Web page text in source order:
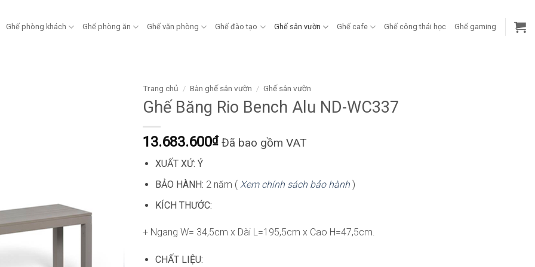
Ghế phòng khách Ghế phòng ăn Ghế văn phòng Ghế đào tạo Ghế sân vườn Ghế cafe Ghế công thái học Ghế gaming
Trang chủ / Bàn ghế sân vườn / Ghế sân vườn
Ghế Băng Rio Bench Alu ND-WC337
13.683.600₫ Đã bao gồm VAT
XUẤT XỨ: Ý
BẢO HÀNH: 2 năm ( Xem chính sách bảo hành)
KÍCH THƯỚC:
+ Ngang W= 34,5cm x Dài L=195,5cm x Cao H=47,5cm.
CHẤT LIỆU: